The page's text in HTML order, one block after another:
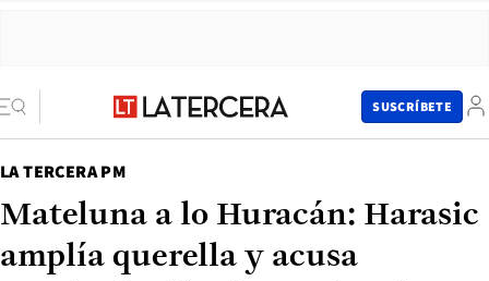
SUSCRÍBETE
LA TERCERA PM
Mateluna a lo Huracán: Harasic
amplía querella y acusa